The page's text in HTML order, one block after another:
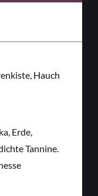
Hauch
Erde,
Tannine.